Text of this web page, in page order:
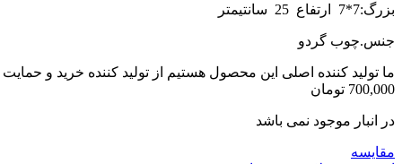
بزرگ:7*7 ارتفاع 25 سانتیمتر
جنس.چوب گردو
ما تولید کننده اصلی این محصول هستیم از تولید کننده خرید و حمایت
700,000 تومان
در انبار موجود نمی باشد
مقایسه